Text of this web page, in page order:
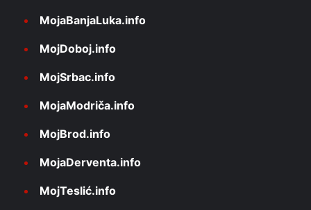
MojaBanjaLuka.info
MojDoboj.info
MojSrbac.info
MojaModriča.info
MojBrod.info
MojaDerventa.info
MojTeslić.info